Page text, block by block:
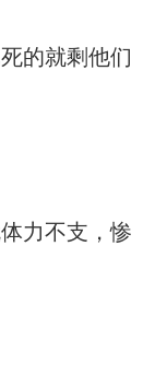
的就剩他们
力不支，惨